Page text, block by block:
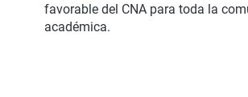
favorable del CNA para toda la
académica.